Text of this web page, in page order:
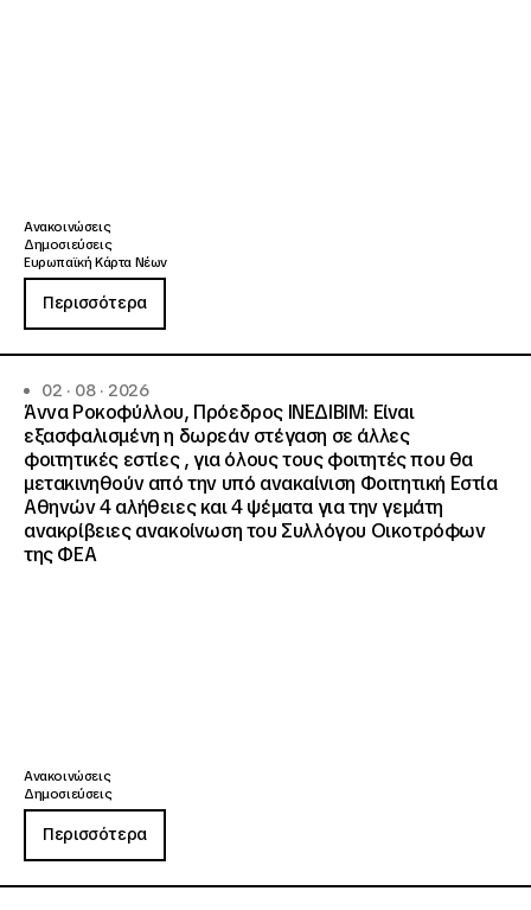
Ανακοινώσεις
Δημοσιεύσεις
Ευρωπαϊκή Κάρτα Νέων
Περισσότερα
02 · 08 · 2026
Άννα Ροκοφύλλου, Πρόεδρος ΙΝΕΔΙΒΙΜ: Είναι
εξασφαλισμένη η δωρεάν στέγαση σε άλλες
φοιτητικές εστίες , για όλους τους φοιτητές που θα
μετακινηθούν από την υπό ανακαίνιση Φοιτητική Εστία
Αθηνών 4 αλήθειες και 4 ψέματα για την γεμάτη
ανακρίβειες ανακοίνωση του Συλλόγου Οικοτρόφων
της ΦΕΑ
Ανακοινώσεις
Δημοσιεύσεις
Περισσότερα